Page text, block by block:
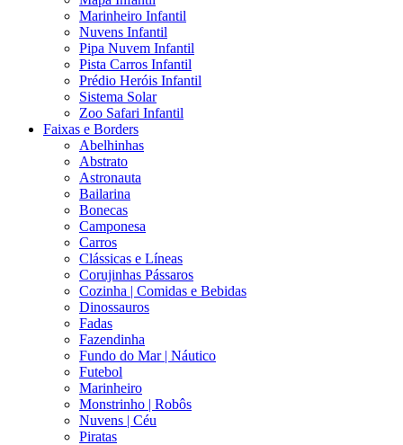
Marinheiro Infantil
Nuvens Infantil
Pipa Nuvem Infantil
Pista Carros Infantil
Prédio Heróis Infantil
Sistema Solar
Zoo Safari Infantil
Faixas e Borders
Abelhinhas
Abstrato
Astronauta
Bailarina
Bonecas
Camponesa
Carros
Clássicas e Líneas
Corujinhas Pássaros
Cozinha | Comidas e Bebidas
Dinossauros
Fadas
Fazendinha
Fundo do Mar | Náutico
Futebol
Marinheiro
Monstrinho | Robôs
Nuvens | Céu
Piratas